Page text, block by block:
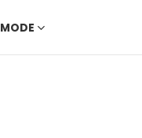
MODE